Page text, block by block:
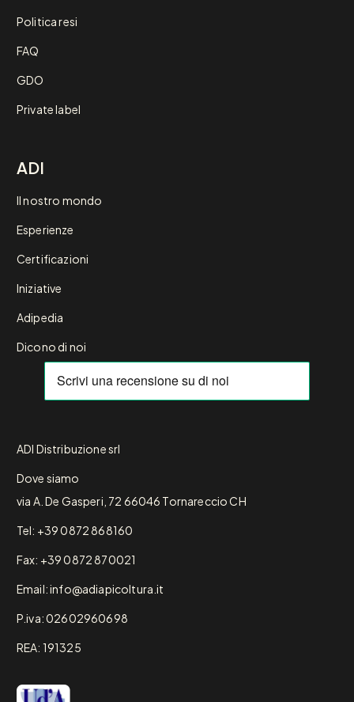
Politica resi
FAQ
GDO
Private label
ADI
Il nostro mondo
Esperienze
Certificazioni
Iniziative
Adipedia
Dicono di noi
ADI Distribuzione srl
Dove siamo
via A. De Gasperi, 72 66046 Tornareccio CH
Tel: +39 0872 868160
Fax: +39 0872 870021
Email: info@adiapicoltura.it
P.iva: 02602960698
REA: 191325